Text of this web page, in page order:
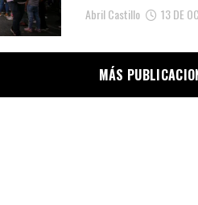
Abril Castillo 13 DE
MÁS